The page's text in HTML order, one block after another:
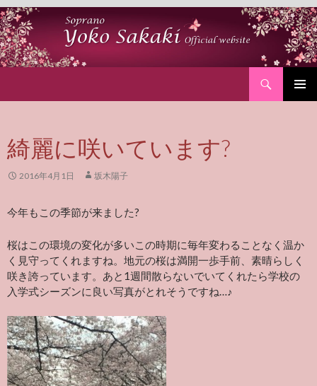
綺麗に咲いています?
2016年4月1日 坂木陽子
今年もこの季節が来ました?
桜はこの環境の変化が多いこの時期に毎年変わることなく温か
く見守ってくれますね。地元の桜は満開一歩手前、素晴らしく
咲き誇っています。あと1週間散らないでいてくれたら学校の
入学式シーズンに良い写真がとれそうですね…♪